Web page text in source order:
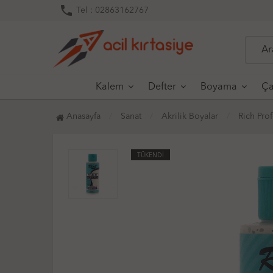
phone Tel : 02863162767
Kalem Defter Boyama
Anasayfa Sanat Akrilik Boyalar Rich
TÜKENDİ